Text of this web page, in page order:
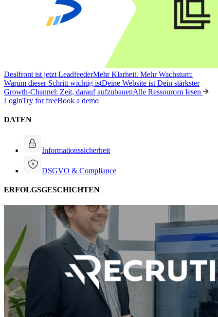
Dealfront ist jetzt LeadfeederMehr Klarheit. Mehr Wachstum:
Warum dieser Schritt wichtig istDeine Website ist Dein stärkster
Growth-Channel: Zeit, darauf aufzubauenAlle Ressourcen lesen
LoginTry for freeBook a demo
DATEN
Informationssicherheit
DSGVO & Compliance
ERFOLGSGESCHICHTEN